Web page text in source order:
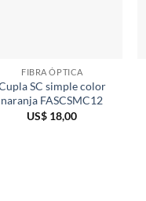
FIBRA ÓPTICA
SC simple color
naranja FASCSMC12
US$ 18,00